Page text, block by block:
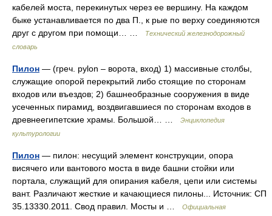
кабелей моста, перекинутых через ее вершину. На каждом
быке устанавливается по два П., к рые по верху соединяются
друг с другом при помощи… …
Технический железнодорожный
словарь
Пилон — (греч. pylon – ворота, вход) 1) массивные столбы,
служащие опорой перекрытий либо стоящие по сторонам
входов или въездов; 2) башнеобразные сооружения в виде
усеченных пирамид, воздвигавшиеся по сторонам входов в
древнеегипетские храмы. Большой… …
Энциклопедия
культурологии
Пилон — пилон: несущий элемент конструкции, опора
висячего или вантового моста в виде башни стойки или
портала, служащий для опирания кабеля, цепи или системы
вант. Различают жесткие и качающиеся пилоны... Источник: СП
35.13330.2011. Свод правил. Мосты и …
Официальная